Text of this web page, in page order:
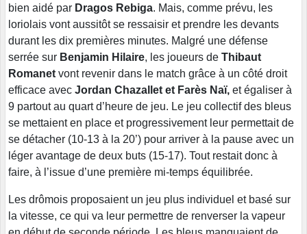
bien aidé par Dragos Rebiga. Mais, comme prévu, les
loriolais vont aussitôt se ressaisir et prendre les devants
durant les dix premières minutes. Malgré une défense
serrée sur Benjamin Hilaire, les joueurs de Thibaut
Romanet vont revenir dans le match grâce à un côté droit
efficace avec Jordan Chazallet et Farès Naï, et égaliser à
9 partout au quart d’heure de jeu. Le jeu collectif des bleus
se mettaient en place et progressivement leur permettait de
se détacher (10-13 à la 20’) pour arriver à la pause avec un
léger avantage de deux buts (15-17). Tout restait donc à
faire, à l’issue d’une première mi-temps équilibrée.
Les drômois proposaient un jeu plus individuel et basé sur
la vitesse, ce qui va leur permettre de renverser la vapeur